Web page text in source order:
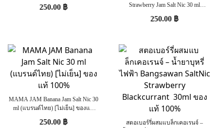
250.00 ฿
Strawberry Jam Salt Nic 30 ml
250.00 ฿
MAMA JAM Banana Jam Salt Nic 30
ml (แบรนด์ไทย) [ไม่เย็น] ของแท้
250.00 ฿
สตอเบอร์รี่ผสมแบล็กเคอเรนจ์ –